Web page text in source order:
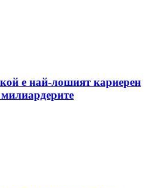
е най-лошият кариерен
милиардерите